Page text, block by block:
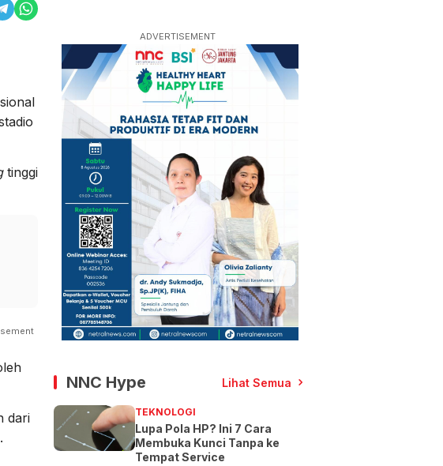
tinggi
dari
ADVERTISEMENT
NNC Hype Lihat Semua
TEKNOLOGI
Lupa Pola HP? Ini 7 Cara
Membuka Kunci Tanpa ke
Tempat Service